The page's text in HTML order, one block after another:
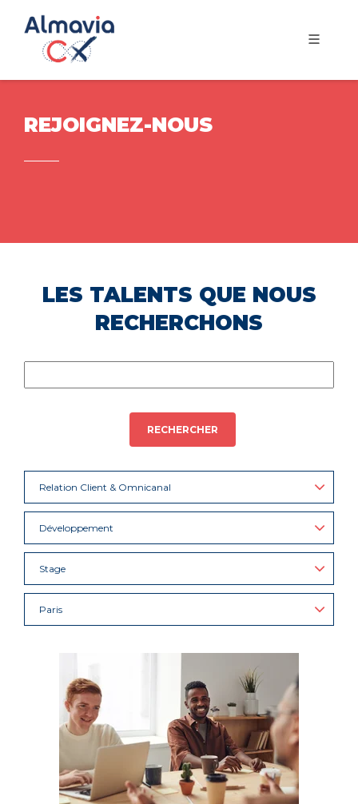
REJOIGNEZ-NOUS
LES TALENTS QUE NOUS
RECHERCHONS
RECHERCHER
Relation Client & Omnicanal
Développement
Stage
Paris